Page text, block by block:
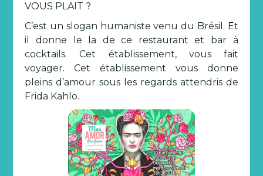
VOUS PLAIT ?
C’est un slogan humaniste venu du Brésil. Et
il donne le la de ce restaurant et bar à
cocktails. Cet établissement, vous fait
voyager. Cet établissement vous donne
pleins d’amour sous les regards attendris de
Frida Kahlo.